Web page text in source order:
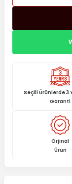
Seçili Ürünlerde 3
Garanti
Orjinal
Ürün